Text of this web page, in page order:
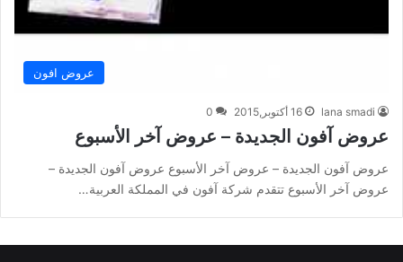
عروض افون
lana smadi 16 أكتوبر,2015 0
عروض آفون الجديدة – عروض آخر الأسبوع
عروض آفون الجديدة – عروض آخر الأسبوع عروض آفون الجديدة –
عروض آخر الأسبوع تتقدم شركة آفون في المملكة العربية…